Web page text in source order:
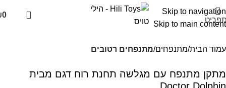
Skip to navigation
Skip to main content
0
עמוד הבית מתנפחים מתנפחים רטובים
מתקן מתנפח עם מגלשה תחנת רוח דגם מבית